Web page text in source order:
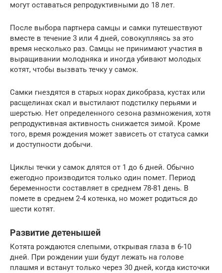
могут оставаться репродуктивными до 18 лет.
После выбора партнера самцы и самки путешествуют
вместе в течение 3 или 4 дней, совокупляясь за это
время несколько раз. Самцы не принимают участия в
выращивании молодняка и иногда убивают молодых
котят, чтобы вызвать течку у самок.
Самки гнездятся в старых норах дикобраза, кустах или
расщелинах скал и выстилают подстилку перьями и
шерстью. Нет определенного сезона размножения, хотя
репродуктивная активность снижается зимой. Кроме
того, время рождения может зависеть от статуса самки
и доступности добычи.
Циклы течки у самок длятся от 1 до 6 дней. Обычно
ежегодно производится только один помет. Период
беременности составляет в среднем 78-81 день. В
помете в среднем 2-4 котенка, но может родиться до
шести котят.
Развитие детенышей
Котята рождаются слепыми, открывая глаза в 6-10
дней. При рождении уши будут лежать на голове
плашмя и встанут только через 30 дней, когда кисточки